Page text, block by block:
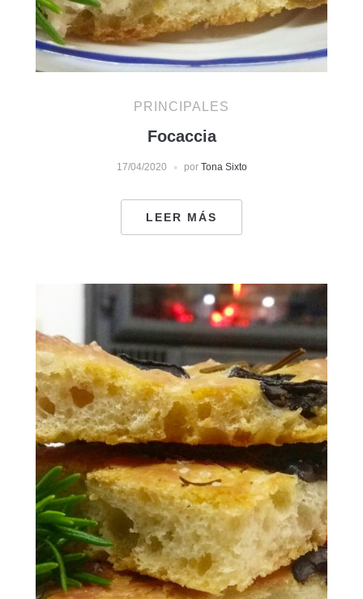
PRINCIPALES
Focaccia
17/04/2020 por Tona Sixto
LEER MÁS